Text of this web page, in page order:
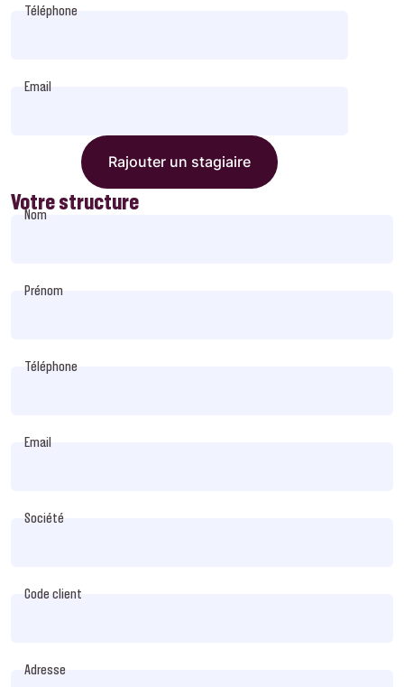
Téléphone
Email
Rajouter un stagiaire
Votre structure
Nom
Prénom
Téléphone
Email
Société
Code client
Adresse